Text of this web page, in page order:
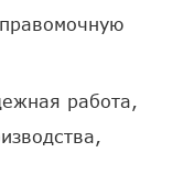
работа,